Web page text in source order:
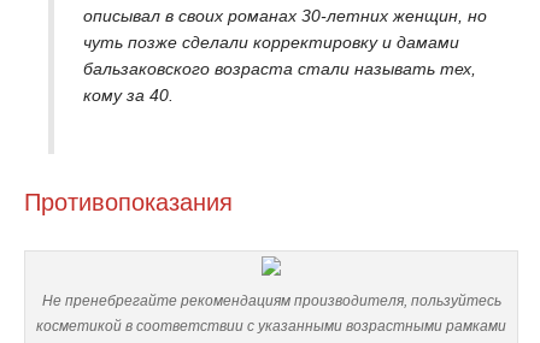
описывал в своих романах 30-летних женщин, но
чуть позже сделали корректировку и дамами
бальзаковского возраста стали называть тех,
кому за 40.
Противопоказания
Не пренебрегайте рекомендациям производителя, пользуйтесь
косметикой в соответствии с указанными возрастными рамками